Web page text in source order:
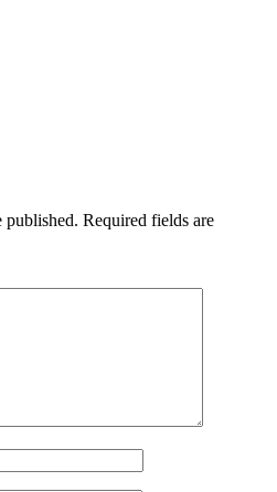
published. Required fields are